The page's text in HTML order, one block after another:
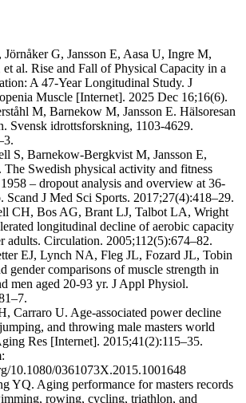
Jörnåker G, Jansson E, Aasa U, Ingre M,
al. Rise and Fall of Physical Capacity in a
A 47‐Year Longitudinal Study. J
Muscle [Internet]. 2025 Dec 16;16(6).
M, Barnekow M, Jansson E. Hälsoresan
Svensk idrottsforskning, 1103-4629.
S, Barnekow-Bergkvist M, Jansson E,
The Swedish physical activity and fitness
– dropout analysis and overview at 36-
Scand J Med Sci Sports. 2017;27(4):418–29.
CH, Bos AG, Brant LJ, Talbot LA, Wright
longitudinal decline of aerobic capacity
adults. Circulation. 2005;112(5):674–82.
EJ, Lynch NA, Fleg JL, Fozard JL, Tobin
gender comparisons of muscle strength in
men aged 20-93 yr. J Appl Physiol.
Carraro U. Age-associated power decline
and throwing male masters world
Res [Internet]. 2015;41(2):115–35.
10.1080/0361073X.2015.1001648
YQ. Aging performance for masters records
rowing, cycling, triathlon, and